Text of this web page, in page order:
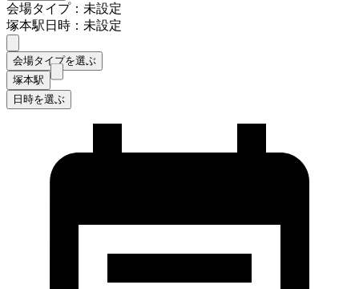
会場タイプ：未設定
塚本駅日時：未設定
会場タイプを選ぶ
塚本駅
日時を選ぶ